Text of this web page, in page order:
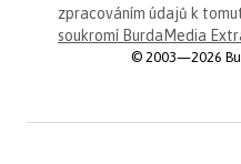
zpracováním údajů k
soukromí BurdaMedia
© 2003—2026